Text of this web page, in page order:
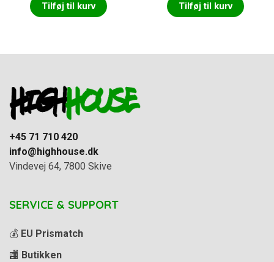
Tilføj til kurv Tilføj til kurv
+45 71 710 420
info@highhouse.dk
Vindevej 64, 7800 Skive
SERVICE & SUPPORT
💰 EU Prismatch
🏬 Butikken